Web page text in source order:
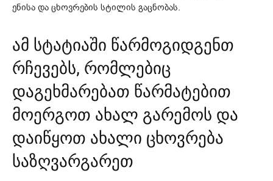
ენისა და ცხოვრების სტილის გაცნობას.
ამ სტატიაში წარმოგიდგენთ
რჩევებს, რომლებიც
დაგეხმარებათ წარმატებით
მოერგოთ ახალ გარემოს და
დაიწყოთ ახალი ცხოვრება
საზღვარგარეთ